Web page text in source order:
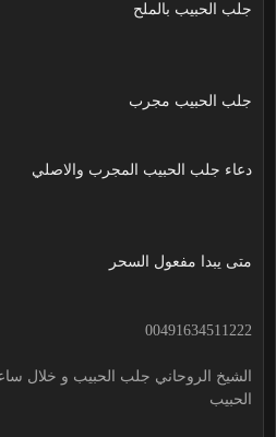
جلب الحبيب بالملح
جلب الحبيب مجرب
دعاء جلب الحبيب المجرب والاصلي
متى يبدا مفعول السحر
00491634511222
الحبيب